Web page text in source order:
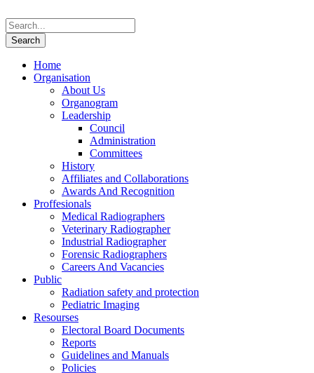
Home
Organisation
About Us
Organogram
Leadership
Council
Administration
Committees
History
Affiliates and Collaborations
Awards And Recognition
Proffesionals
Medical Radiographers
Veterinary Radiographer
Industrial Radiographer
Forensic Radiographers
Careers And Vacancies
Public
Radiation safety and protection
Pediatric Imaging
Resourses
Electoral Board Documents
Reports
Guidelines and Manuals
Policies